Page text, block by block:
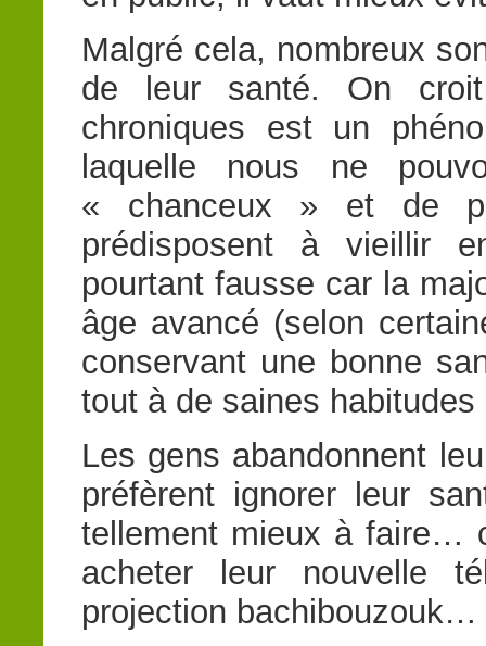
Malgré cela, nombreux
de leur santé. On croit
chroniques est un
laquelle nous ne
« chanceux » et de
prédisposent à vieillir
pourtant fausse car la
âge avancé (selon
conservant une bonne
tout à de saines habitudes
Les gens abandonnent
préfèrent ignorer leur
tellement mieux à faire…
acheter leur nouvelle
projection bachibouzouk…